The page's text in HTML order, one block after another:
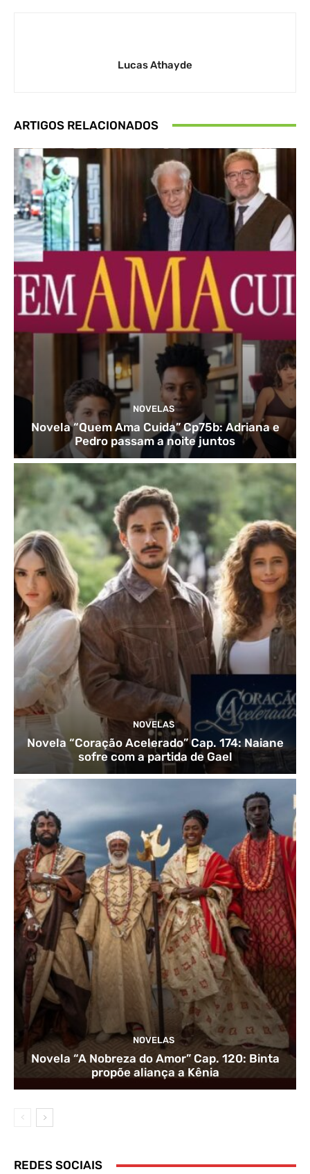
Lucas Athayde
ARTIGOS RELACIONADOS
NOVELAS
Novela “Quem Ama Cuida” Cp75b: Adriana e
Pedro passam a noite juntos
NOVELAS
Novela “Coração Acelerado” Cap. 174: Naiane
sofre com a partida de Gael
NOVELAS
Novela “A Nobreza do Amor” Cap. 120: Binta
propõe aliança a Kênia
REDES SOCIAIS